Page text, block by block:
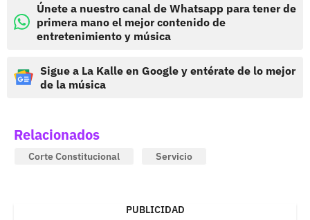
Únete a nuestro canal de Whatsapp para tener de
primera mano el mejor contenido de
entretenimiento y música
Sigue a La Kalle en Google y entérate de lo mejor
de la música
Relacionados
Corte Constitucional Servicio
PUBLICIDAD